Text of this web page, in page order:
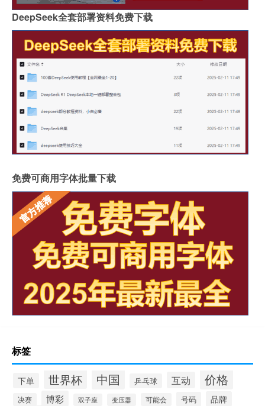
DeepSeek全套部署资料免费下载
免费可商用字体批量下载
标签
下单 世界杯 中国 乒乓球 互动 价格
决赛 博彩 双子座 变压器 可能会 号码 品牌